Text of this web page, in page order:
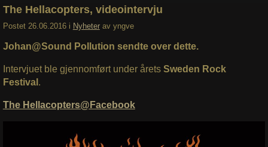
The Hellacopters, videointervju
Postet 26.06.2016 i Nyheter av yngve
Johan@Sound Pollution sendte over dette.
Intervjuet ble gjennomført under årets Sweden Rock
Festival .
The Hellacopters@Facebook